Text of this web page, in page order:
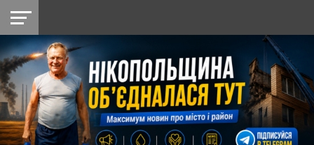
НІКОПОЛЬ
РАЙОН
СІЧЕСЛАВСЬКА
УКРАЇНА
РЕТРО
НІКОПОЛЬ
ЛАЙТ
УКРАЇНА
ДОПОМОГА
РАДІО